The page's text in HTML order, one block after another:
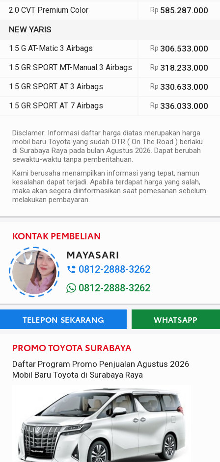
2.0 CVT Premium Color Rp 585.287.000
NEW YARIS
1.5 G AT-Matic 3 Airbags Rp 306.533.000
1.5 GR SPORT MT-Manual 3 Airbags Rp 318.233.000
1.5 GR SPORT AT 3 Airbags Rp 330.633.000
1.5 GR SPORT AT 7 Airbags Rp 336.033.000
Disclamer: Informasi daftar harga diatas merupakan harga
mobil baru Toyota yang sudah OTR ( On The Road ) berlaku
di Surabaya Raya pada bulan Agustus 2026. Dapat berubah
sewaktu-waktu tanpa pemberitahuan.
Kami berusaha menampilkan informasi yang tepat, namun
kesalahan dapat terjadi. Apabila terdapat harga yang salah,
maka akan segera diinformasikan saat pemesanan sebelum
melakukan pembayaran.
KONTAK PEMBELIAN
MAYASARI
0812-2888-3262
0812-2888-3262
TELEPON SEKARANG WHATSAPP
PROMO TOYOTA SURABAYA
Daftar Program Promo Penjualan Agustus 2026
Mobil Baru Toyota di Surabaya Raya